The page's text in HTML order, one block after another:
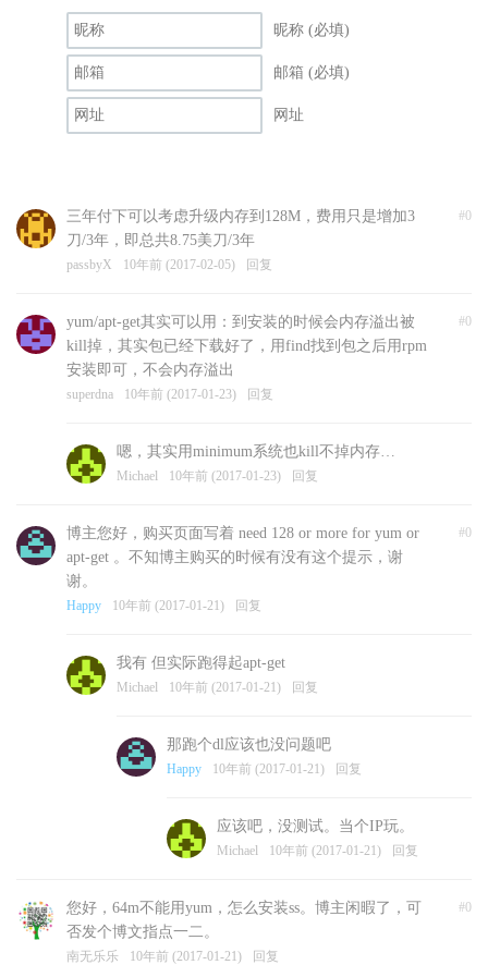
昵称 (必填)
邮箱 (必填)
网址
#0
三年付下可以考虑升级内存到128M，费用只是增加3
刀/3年，即总共8.75美刀/3年
passbyX 10年前 (2017-02-05) 回复
#0
yum/apt-get其实可以用：到安装的时候会内存溢出被
kill掉，其实包已经下载好了，用find找到包之后用rpm
安装即可，不会内存溢出
superdna 10年前 (2017-01-23) 回复
嗯，其实用minimum系统也kill不掉内存…
Michael 10年前 (2017-01-23) 回复
#0
博主您好，购买页面写着 need 128 or more for yum or
apt-get 。不知博主购买的时候有没有这个提示，谢
谢。
Happy 10年前 (2017-01-21) 回复
我有 但实际跑得起apt-get
Michael 10年前 (2017-01-21) 回复
那跑个dl应该也没问题吧
Happy 10年前 (2017-01-21) 回复
应该吧，没测试。当个IP玩。
Michael 10年前 (2017-01-21) 回复
#0
您好，64m不能用yum，怎么安装ss。博主闲暇了，可
否发个博文指点一二。
南无乐乐 10年前 (2017-01-21) 回复